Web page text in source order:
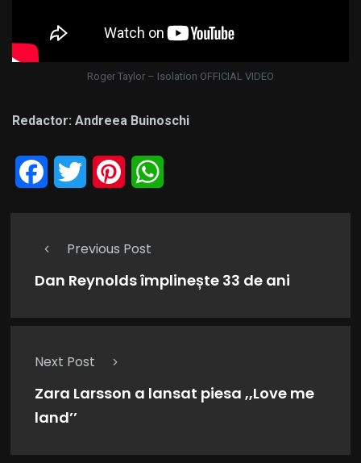
Roger Taylor – Isolation OFFICIAL VIDEO
Redactor: Andreea Buinoschi
Facebook
Twitter Pinterest
Previous Post
Dan Reynolds împlinește 33 de ani
Next Post
Zara Larsson a lansat piesa ,,Love me
land’’